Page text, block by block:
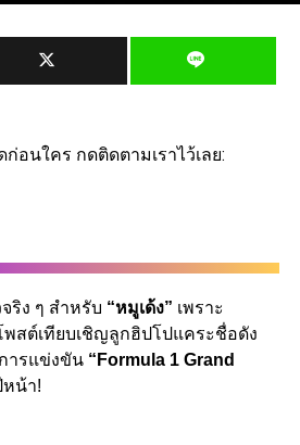
อนใคร กดติดตามเราไว้เลย:
ริง ๆ สำหรับ “หมูเด้ง” เพราะ
พสต์เทียบเชิญลูกฮิปโปแคระชื่อดัง
ารแข่งขัน“Formula 1 Grand
หน้า!